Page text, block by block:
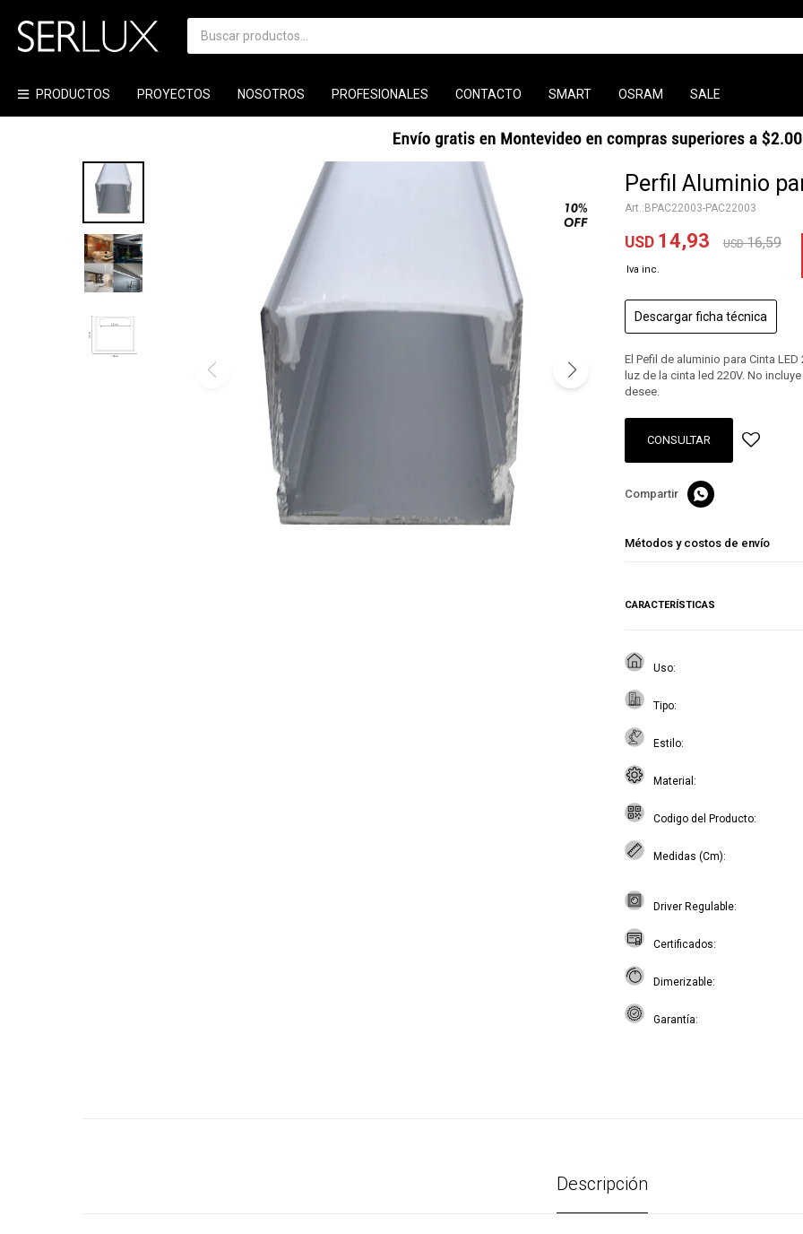
PRODUCTOS PROYECTOS NOSOTROS PROFESIONALES CONTACTO SMART OSRAM SALE
Perfil Aluminio
BPAC22003-PAC22003
USD 14,93 USD 16,59
Descargar ficha técnica
El Pefil de aluminio para Cinta
luz de la cinta led 220V. No
desee.
CONSULTAR

Métodos y costos de envío
CARACTERÍSTICAS
Uso
Tipo
Estilo
Material
Codigo del Producto
Medidas (Cm)
Driver Regulable
Certificados
Dimerizable
Garantía
Descripción